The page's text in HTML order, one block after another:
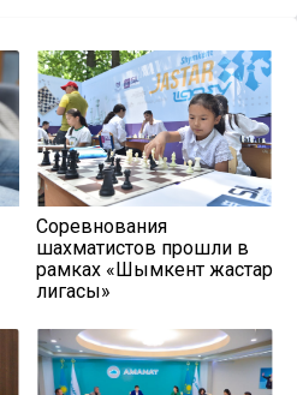
Соревнования
шахматистов прошли в
рамках «Шымкент жастар
лигасы»